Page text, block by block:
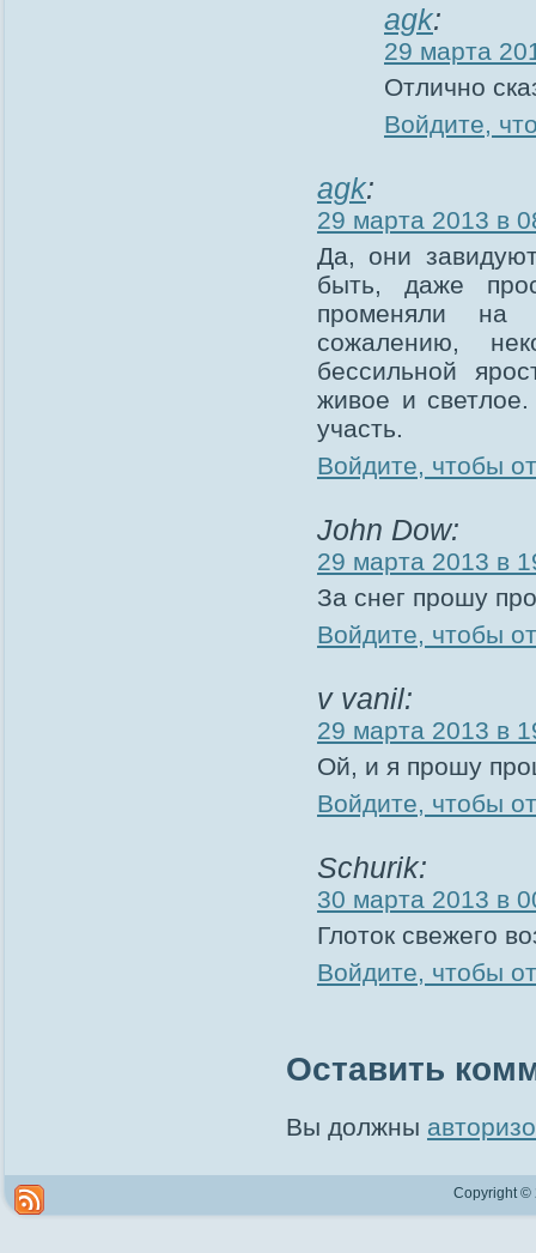
agk:
29 марта
Отлично
Войдите,
agk:
29 марта 2013 в
Да, они
быть, даже
променяли на
сожалению,
бессильной
живое и
участь.
Войдите, чтобы
John Dow:
29 марта 2013 в
За снег прошу
Войдите, чтобы
v vanil:
29 марта 2013 в
Ой, и я прошу
Войдите, чтобы
Schurik:
30 марта 2013 в
Глоток свежего
Войдите, чтобы
Оставить
Вы должны
Copyright